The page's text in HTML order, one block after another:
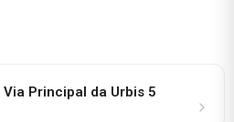
Principal da Urbis 5